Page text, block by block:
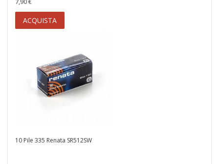
ACQUISTA
10 Pile 335 Renata SR512SW